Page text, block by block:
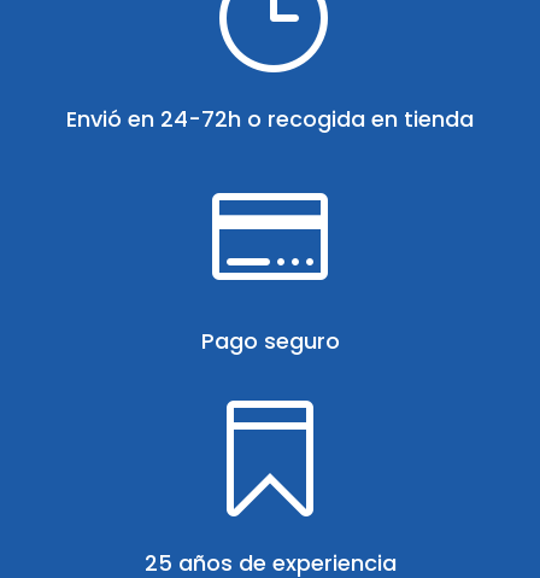
Envió en 24-72h o recogida en tienda

Pago seguro

25 años de experiencia